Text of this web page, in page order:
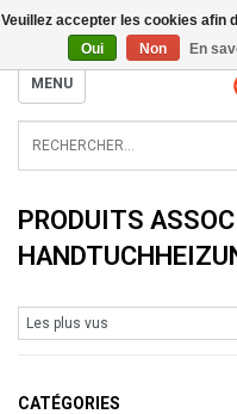
MENU
PRODUITS
CATÉGORIES
Veuillez accepter les cookies afin
Oui
Non En